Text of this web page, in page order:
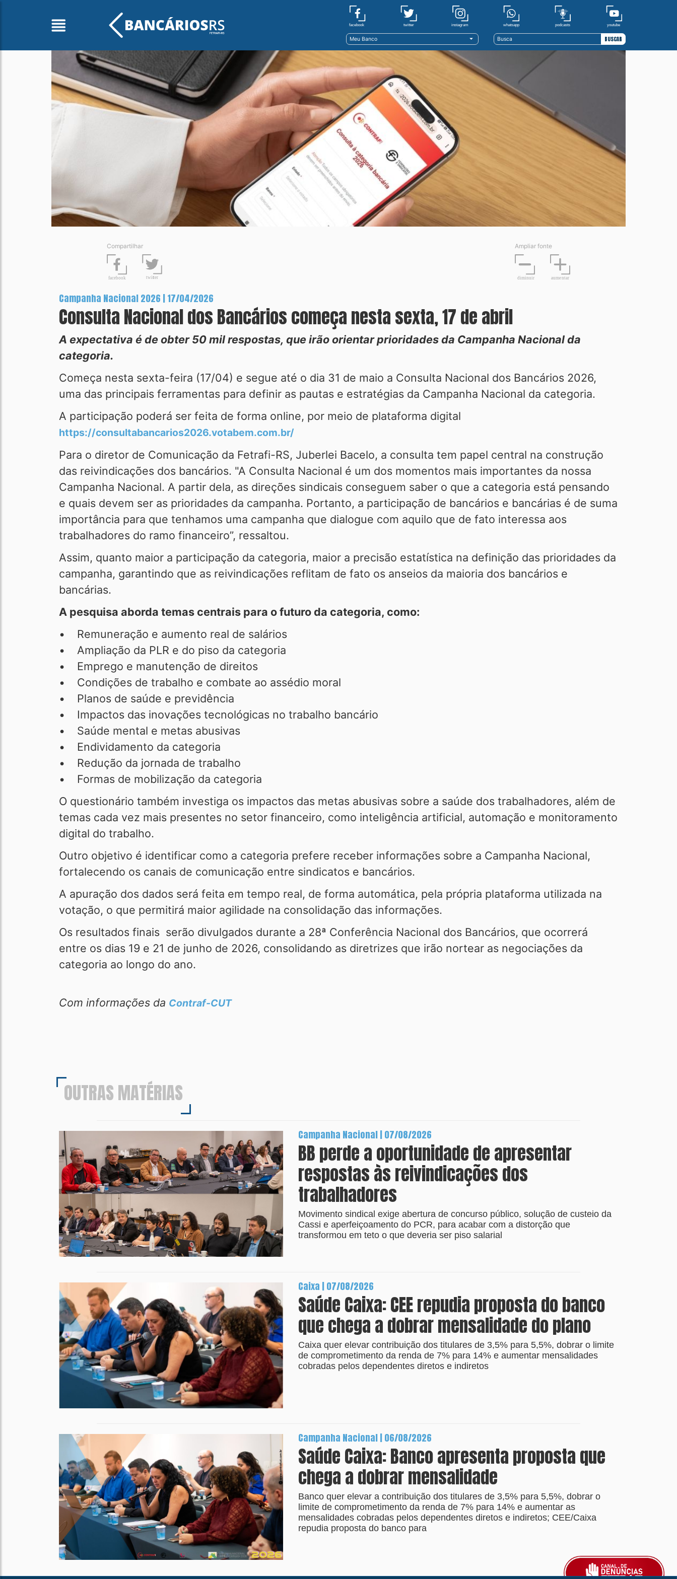
facebook twitter instagram whatsapp podcasts youtube
Meu Banco BUSCAR
Compartilhar
facebook twitter
Ampliar fonte
diminuir aumentar
Campanha Nacional 2026 | 17/04/2026
Consulta Nacional dos Bancários começa nesta sexta, 17 de abril
A expectativa é de obter 50 mil respostas, que irão orientar prioridades da Campanha Nacional da
categoria.
Começa nesta sexta-feira (17/04) e segue até o dia 31 de maio a Consulta Nacional dos Bancários 2026,
uma das principais ferramentas para definir as pautas e estratégias da Campanha Nacional da categoria.
A participação poderá ser feita de forma online, por meio de plataforma digital
https://consultabancarios2026.votabem.com.br/
Para o diretor de Comunicação da Fetrafi-RS, Juberlei Bacelo, a consulta tem papel central na construção
das reivindicações dos bancários. "A Consulta Nacional é um dos momentos mais importantes da nossa
Campanha Nacional. A partir dela, as direções sindicais conseguem saber o que a categoria está pensando
e quais devem ser as prioridades da campanha. Portanto, a participação de bancários e bancárias é de suma
importância para que tenhamos uma campanha que dialogue com aquilo que de fato interessa aos
trabalhadores do ramo financeiro”, ressaltou.
Assim, quanto maior a participação da categoria, maior a precisão estatística na definição das prioridades da
campanha, garantindo que as reivindicações reflitam de fato os anseios da maioria dos bancários e
bancárias.
A pesquisa aborda temas centrais para o futuro da categoria, como:
• Remuneração e aumento real de salários
• Ampliação da PLR e do piso da categoria
• Emprego e manutenção de direitos
• Condições de trabalho e combate ao assédio moral
• Planos de saúde e previdência
• Impactos das inovações tecnológicas no trabalho bancário
• Saúde mental e metas abusivas
• Endividamento da categoria
• Redução da jornada de trabalho
• Formas de mobilização da categoria
O questionário também investiga os impactos das metas abusivas sobre a saúde dos trabalhadores, além de
temas cada vez mais presentes no setor financeiro, como inteligência artificial, automação e monitoramento
digital do trabalho.
Outro objetivo é identificar como a categoria prefere receber informações sobre a Campanha Nacional,
fortalecendo os canais de comunicação entre sindicatos e bancários.
A apuração dos dados será feita em tempo real, de forma automática, pela própria plataforma utilizada na
votação, o que permitirá maior agilidade na consolidação das informações.
Os resultados finais serão divulgados durante a 28ª Conferência Nacional dos Bancários, que ocorrerá
entre os dias 19 e 21 de junho de 2026, consolidando as diretrizes que irão nortear as negociações da
categoria ao longo do ano.
Com informações da Contraf-CUT
OUTRAS MATÉRIAS
Campanha Nacional | 07/08/2026
BB perde a oportunidade de apresentar
respostas às reivindicações dos
trabalhadores
Movimento sindical exige abertura de concurso público, solução de custeio da
Cassi e aperfeiçoamento do PCR, para acabar com a distorção que
transformou em teto o que deveria ser piso salarial
Caixa | 07/08/2026
Saúde Caixa: CEE repudia proposta do banco
que chega a dobrar mensalidade do plano
Caixa quer elevar contribuição dos titulares de 3,5% para 5,5%, dobrar o limite
de comprometimento da renda de 7% para 14% e aumentar mensalidades
cobradas pelos dependentes diretos e indiretos
Campanha Nacional | 06/08/2026
Saúde Caixa: Banco apresenta proposta que
chega a dobrar mensalidade
Banco quer elevar a contribuição dos titulares de 3,5% para 5,5%, dobrar o
limite de comprometimento da renda de 7% para 14% e aumentar as
mensalidades cobradas pelos dependentes diretos e indiretos; CEE/Caixa
repudia proposta do banco para